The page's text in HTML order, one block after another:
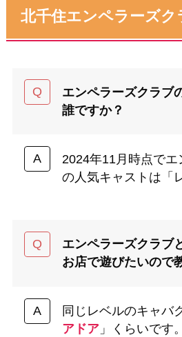
北千住エンペラーズク
エンペラーズクラブ
誰ですか？
2024年11月時点で
の人気キャストは「
エンペラーズクラブ
お店で遊びたいので
同じレベルのキャバ
アドア」くらいです